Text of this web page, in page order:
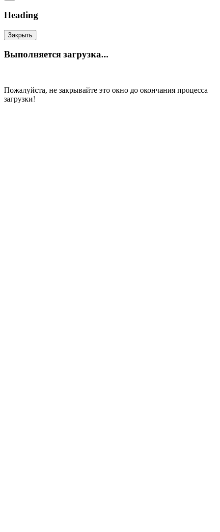
Heading
Закрыть
Выполняется загрузка...
Пожалуйста, не закрывайте это окно до окончания процесса
загрузки!